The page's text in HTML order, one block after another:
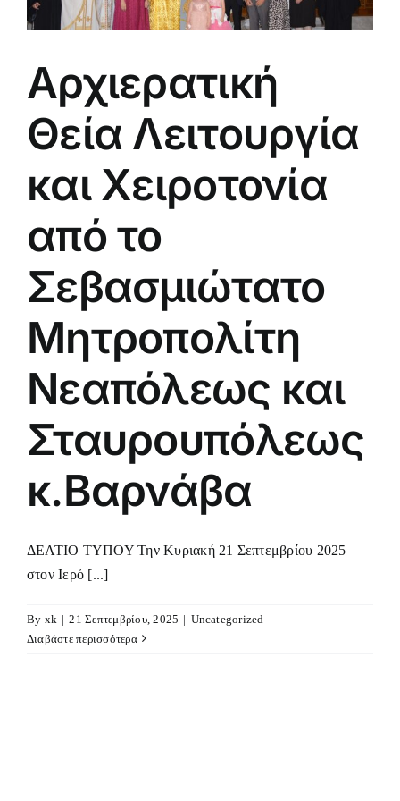
Αρχιερατική
Θεία Λειτουργία
και Χειροτονία
από το
Σεβασμιώτατο
Μητροπολίτη
Νεαπόλεως και
Σταυρουπόλεως
κ.Βαρνάβα
ΔΕΛΤΙΟ ΤΥΠΟΥ Την Κυριακή 21 Σεπτεμβρίου 2025
στον Ιερό [...]
By xk | 21 Σεπτεμβρίου, 2025 | Uncategorized
Διαβάστε περισσότερα